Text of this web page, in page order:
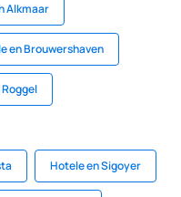
Alkmaar
en Brouwershaven
Hotele en Sigoyer